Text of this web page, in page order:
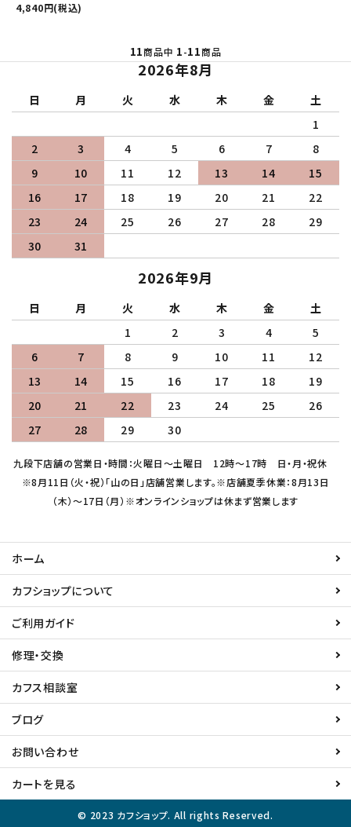
4,840円(税込)
11商品中 1-11商品
2026年8月
日 月 火 水 木 金
土
1
2
3 4 5 6 7
8
9
10 11 12 13 14
15
16
17 18 19 20 21
22
23
24 25 26 27 28
29
30
31
2026年9月
日 月 火 水 木 金
土
1
2 3 4
5
6
7 8 9 10 11
12
13
14 15 16 17 18
19
20
21 22 23 24 25
26
27
28 29 30
九段下店舗の営業日・時間：火曜日～土曜日 12時～17時 日・月・祝休
※8月11日（火・祝）「山の日」店舗営業します。※店舗夏季休業：8月13日
（木）～17日（月）※オンラインショップは休まず営業します
ホーム
カフショップについて
ご利用ガイド
修理・交換
カフス相談室
ブログ
お問い合わせ
カートを見る
© 2023 カフショップ. All rights Reserved.